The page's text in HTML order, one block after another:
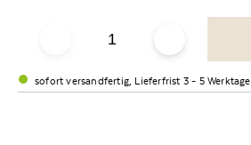
sofort versandfertig, Lieferfrist 3 - 5 Werktage